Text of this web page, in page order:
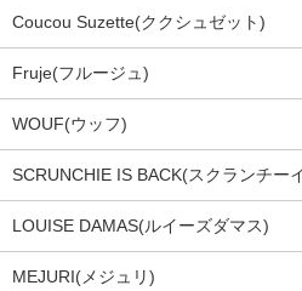
Coucou Suzette(ククシュゼット)
Fruje(フルージュ)
WOUF(ウッフ)
SCRUNCHIE IS BACK(スクランチー
LOUISE DAMAS(ルイーズダマス)
MEJURI(メジュリ)